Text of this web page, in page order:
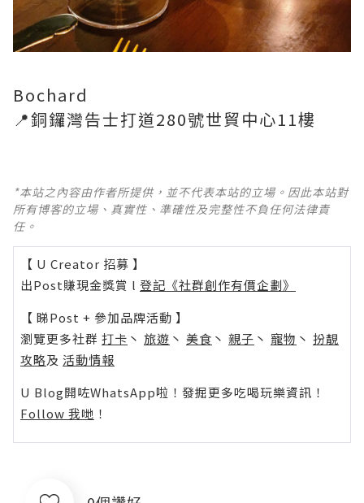
Bochard
📍銅鑼灣告士打道280號世貿中心11樓
*本站之內容由作者所提供，並不代表本站的立場。因此本站對
所有博客的立場、真實性、準確性及完整性不負任何法律責
任。
【 U Creator 招募 】
出Post賺現金獎賞 l 登記《社群創作有價企劃》
【 睇Post + 參加品牌活動 】
瀏覽更多社群 打卡 丶 旅遊 丶 美食 丶 親子 丶 寵物 丶 扮靚
攻略及 活動情報
U Blog開咗WhatsApp啦！發掘更多吃喝玩樂資訊！
Follow 我哋 ！